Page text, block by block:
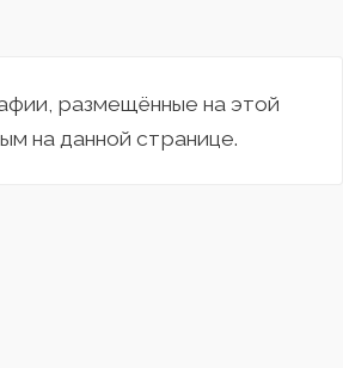
размещённые на этой
на данной странице.